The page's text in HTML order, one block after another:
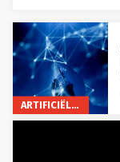
ARTIFICIËLE INTELLIGENTIE